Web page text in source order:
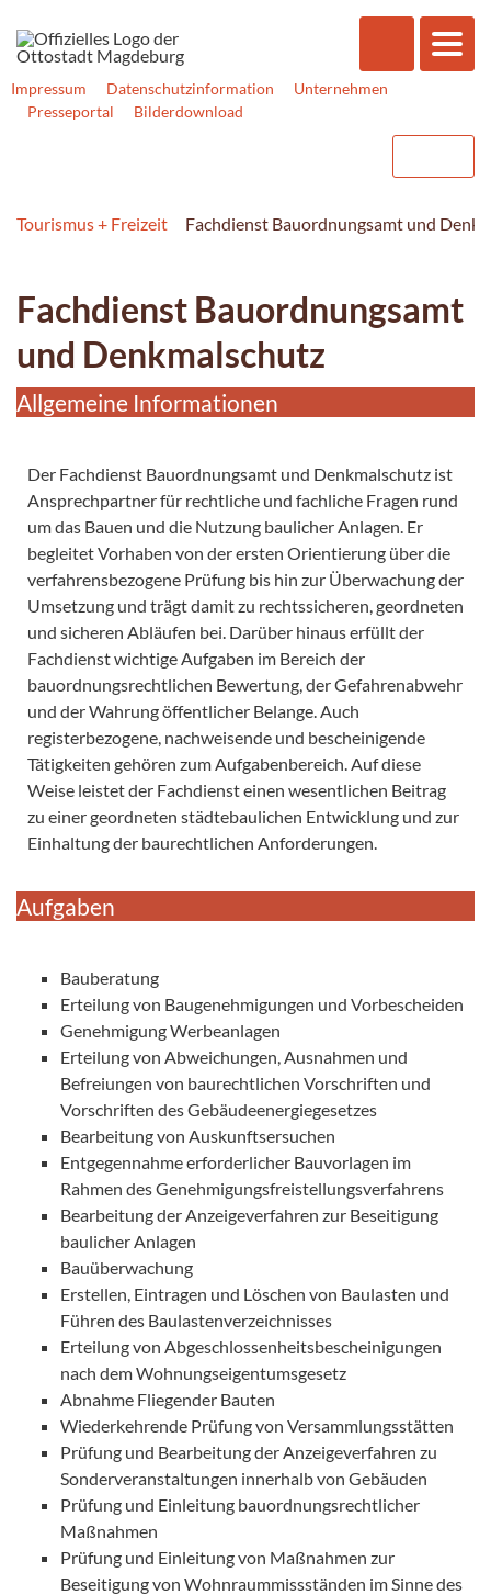
Impressum Datenschutzinformation
Unternehmen
Presseportal
Bilderdownload
Tourismus + Freizeit Fachdienst Bauordnungsamt und
Fachdienst Bauordnungsamt
und Denkmalschutz
Allgemeine Informationen
Der Fachdienst Bauordnungsamt und Denkmalschutz ist
Ansprechpartner für rechtliche und fachliche Fragen rund
um das Bauen und die Nutzung baulicher Anlagen. Er
begleitet Vorhaben von der ersten Orientierung über die
verfahrensbezogene Prüfung bis hin zur Überwachung der
Umsetzung und trägt damit zu rechtssicheren, geordneten
und sicheren Abläufen bei. Darüber hinaus erfüllt der
Fachdienst wichtige Aufgaben im Bereich der
bauordnungsrechtlichen Bewertung, der Gefahrenabwehr
und der Wahrung öffentlicher Belange. Auch
registerbezogene, nachweisende und bescheinigende
Tätigkeiten gehören zum Aufgabenbereich. Auf diese
Weise leistet der Fachdienst einen wesentlichen Beitrag
zu einer geordneten städtebaulichen Entwicklung und zur
Einhaltung der baurechtlichen Anforderungen.
Aufgaben
Bauberatung
Erteilung von Baugenehmigungen und Vorbescheiden
Genehmigung Werbeanlagen
Erteilung von Abweichungen, Ausnahmen und
Befreiungen von baurechtlichen Vorschriften und
Vorschriften des Gebäudeenergiegesetzes
Bearbeitung von Auskunftsersuchen
Entgegennahme erforderlicher Bauvorlagen im
Rahmen des Genehmigungsfreistellungsverfahrens
Bearbeitung der Anzeigeverfahren zur Beseitigung
baulicher Anlagen
Bauüberwachung
Erstellen, Eintragen und Löschen von Baulasten und
Führen des Baulastenverzeichnisses
Erteilung von Abgeschlossenheitsbescheinigungen
nach dem Wohnungseigentumsgesetz
Abnahme Fliegender Bauten
Wiederkehrende Prüfung von Versammlungsstätten
Prüfung und Bearbeitung der Anzeigeverfahren zu
Sonderveranstaltungen innerhalb von Gebäuden
Prüfung und Einleitung bauordnungsrechtlicher
Maßnahmen
Prüfung und Einleitung von Maßnahmen zur
Beseitigung von Wohnraummissständen im Sinne des